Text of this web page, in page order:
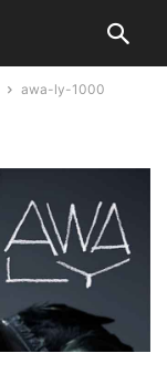
awa-ly-1000